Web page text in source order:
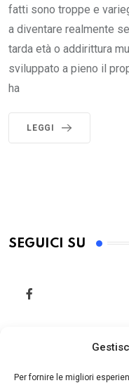
Per fornire le migliori
fatti sono troppe e
a diventare realmente
tarda età o addirittura
sviluppato a pieno il
ha
LEGGI
SEGUICI SU